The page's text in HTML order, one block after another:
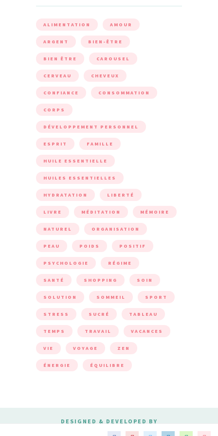
ALIMENTATION AMOUR
ARGENT BIEN-ÊTRE
BIEN ÊTRE CAROUSEL
CERVEAU CHEVEUX
CONFIANCE CONSOMMATION
CORPS
DÉVELOPPEMENT PERSONNEL
ESPRIT FAMILLE
HUILE ESSENTIELLE
HUILES ESSENTIELLES
HYDRATATION LIBERTÉ
LIVRE MÉDITATION MÉMOIRE
NATUREL ORGANISATION
PEAU POIDS POSITIF
PSYCHOLOGIE RÉGIME
SANTÉ SHOPPING SOIN
SOLUTION SOMMEIL SPORT
STRESS SUCRÉ TABLEAU
TEMPS TRAVAIL VACANCES
VIE VOYAGE ZEN
ÉNERGIE ÉQUILIBRE
DESIGNED & DEVELOPED BY